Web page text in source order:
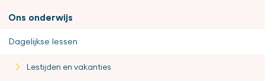
Ons onderwijs
Dagelijkse lessen
Lestijden en vakanties